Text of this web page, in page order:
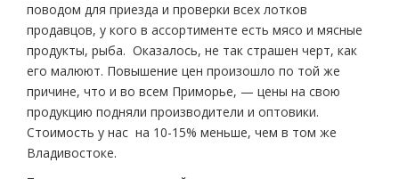
поводом для приезда и проверки всех лотков
продавцов, у кого в ассортименте есть мясо и мясные
продукты, рыба. Оказалось, не так страшен черт, как
его малюют. Повышение цен произошло по той же
причине, что и во всем Приморье, — цены на свою
продукцию подняли производители и оптовики.
Стоимость у нас на 10-15% меньше, чем в том же
Владивостоке.